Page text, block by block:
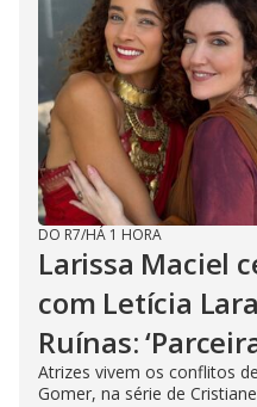
DO R7/HÁ 1 HORA
Larissa Maciel
com Letícia
Ruínas:
Atrizes vivem os conflitos
Gomer, na série de